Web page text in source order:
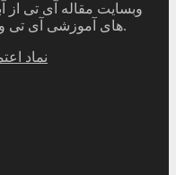
های آموزشی آی تی و کامپیوتر شروع به فعالیت کرده است.